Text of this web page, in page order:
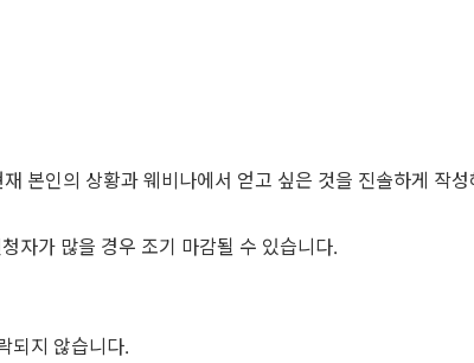
본인의 상황과 웨비나에서 얻고 싶은 것을 진솔하게 작
자가 많을 경우 조기 마감될 수 있습니다.
되지 않습니다.